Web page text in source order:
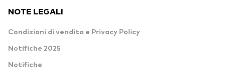
NOTE LEGALI
Condizioni di vendita e Privacy Policy
Notifiche 2025
Notifiche